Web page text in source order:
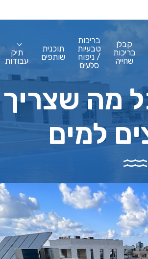
קבלן
בריכות
שחייה
בריכות
טבעיות
/ ניפוח
סלעים
תוכנית
שותפים
תיק
עבודות
מה שצריך
למים